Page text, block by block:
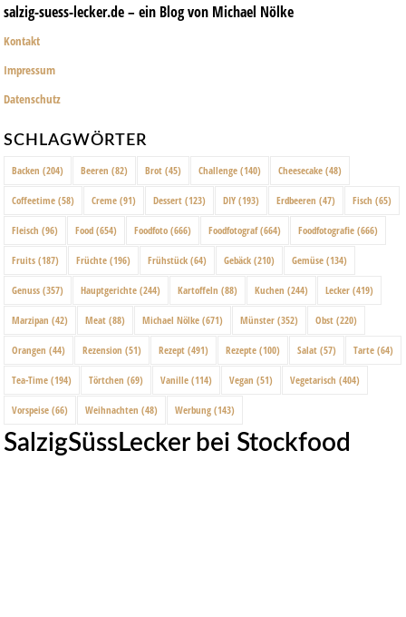
salzig-suess-lecker.de – ein Blog von Michael Nölke
Kontakt
Impressum
Datenschutz
SCHLAGWÖRTER
Backen (204) Beeren (82) Brot (45) Challenge (140) Cheesecake (48)
Coffeetime (58) Creme (91) Dessert (123) DIY (193) Erdbeeren (47) Fisch (65)
Fleisch (96) Food (654) Foodfoto (666) Foodfotograf(664) Foodfotografie (666)
Fruits (187) Früchte (196) Frühstück (64) Gebäck (210) Gemüse (134)
Genuss (357) Hauptgerichte (244) Kartoffeln (88) Kuchen (244) Lecker (419)
Marzipan (42) Meat (88) Michael Nölke (671) Münster (352) Obst (220)
Orangen (44) Rezension (51) Rezept (491) Rezepte (100) Salat (57) Tarte (64)
Tea-Time (194) Törtchen (69) Vanille (114) Vegan (51) Vegetarisch (404)
Vorspeise (66) Weihnachten (48) Werbung (143)
SalzigSüssLecker bei Stockfood